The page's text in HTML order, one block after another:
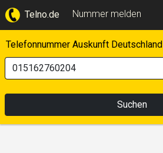
Telno.de Nummer melden
Telefonnummer Auskunft Deutschland
Suchen